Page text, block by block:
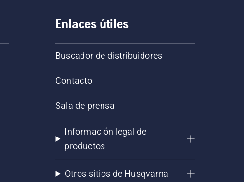
Enlaces útiles
Buscador de distribuidores
Contacto
Sala de prensa
Información legal de
productos
Otros sitios de Husqvarna